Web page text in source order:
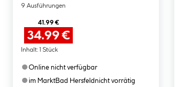
9 Ausführungen
41.99 €
34.99 €
Inhalt: 1 Stück
●Online nicht verfügbar
●im MarktBad Hersfeldnicht vorrätig